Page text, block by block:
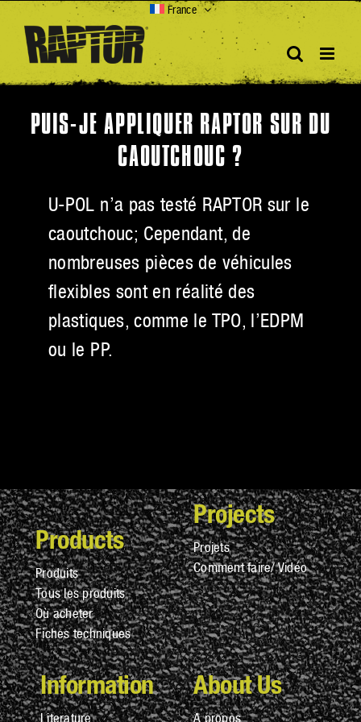
content
France
PUIS-JE APPLIQUER RAPTOR SUR DU
CAOUTCHOUC ?
U-POL n’a pas testé RAPTOR sur le
caoutchouc; Cependant, de
nombreuses pièces de véhicules
flexibles sont en réalité des
plastiques, comme le TPO, l’EDPM
ou le PP.
Products
Produits
Tous les produits
Où acheter
Fiches techniques
Projects
Projets
Comment faire/ Vidéo
Information
Literature
About Us
A propos